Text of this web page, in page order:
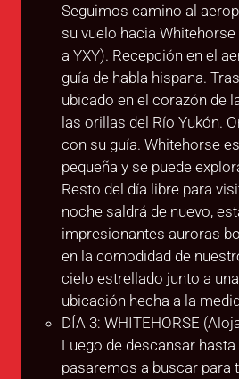
Seguimos camino al
su vuelo hacia
a YXY). Recepción en el
guía de habla hispana.
ubicado en el corazón de
las orillas del Río Yukón.
con su guía. Whitehorse
pequeña y se puede
Resto del día libre para
noche saldrá de nuevo,
impresionantes auroras
en la comodidad de
cielo estrellado junto a
ubicación hecha a la
DÍA 3: WHITEHORSE
Luego de descansar hasta
pasaremos a buscar para